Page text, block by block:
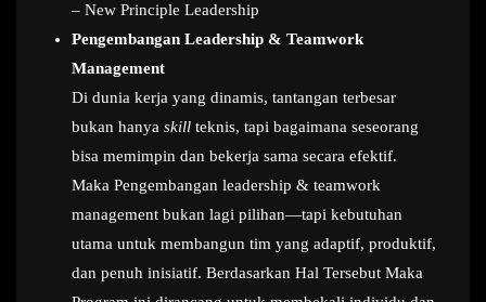
– New Principle Leadership
Pengembangan Leadership & Teamwork
Management
Di dunia kerja yang dinamis, tantangan terbesar
bukan hanya skill teknis, tapi bagaimana seseorang
bisa memimpin dan bekerja sama secara efektif.
Maka Pengembangan leadership & teamwork
management bukan lagi pilihan—tapi kebutuhan
utama untuk membangun tim yang adaptif, produktif,
dan penuh inisiatif. Berdasarkan Hal Tersebut Maka